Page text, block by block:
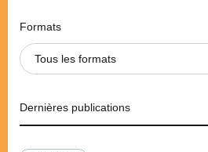
Formats
Tous les formats
Dernières publications